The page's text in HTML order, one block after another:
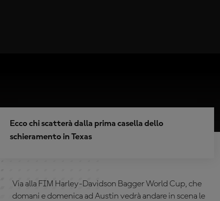
Ecco chi scatterà dalla prima casella dello
schieramento in Texas
Via alla FIM Harley-Davidson Bagger World Cup, che
domani e domenica ad Austin vedrà andare in scena le